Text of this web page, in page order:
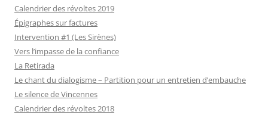
Calendrier des révoltes 2019
Épigraphes sur factures
Intervention #1 (Les Sirènes)
Vers l’impasse de la confiance
La Retirada
Le chant du dialogisme – Partition pour un entretien d’embauche
Le silence de Vincennes
Calendrier des révoltes 2018